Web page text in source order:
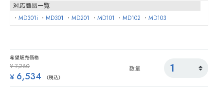
・ MD301i ・ MD301 ・ MD201 ・ MD101 ・ MD102 ・ MD103
希望販売価格
Price reduced from
¥ 7,260to
¥ 6,534 （税込）
数量